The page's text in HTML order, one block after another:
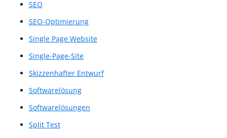
Nutzerführungssystem
Nutzergruppe
Nutzerinteraktion
Nutzerinteraktionen
Nutzerinterview